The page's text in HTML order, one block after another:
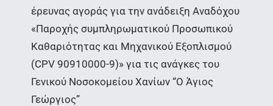
έρευνας αγοράς για την ανάδειξη Αναδόχου
«Παροχής συμπληρωματικού Προσωπικού
Καθαριότητας και Μηχανικού Εξοπλισμού
(CPV 90910000-9)» για τις ανάγκες του
Γενικού Νοσοκομείου Χανίων “Ο Άγιος
Γεώργιος”